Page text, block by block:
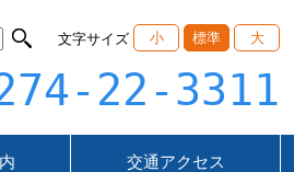
文字サイズ 小 標準 大
22-3311
交通アクセス